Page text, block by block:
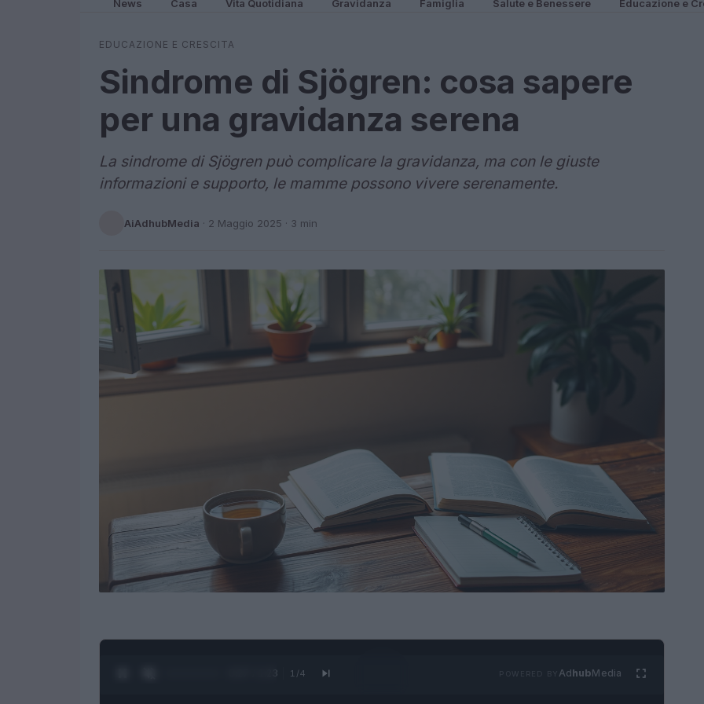
News Casa Vita Quotidiana Gravidanza Famiglia Salute e Benessere Educazione e
EDUCAZIONE E CRESCITA
Sindrome di Sjögren: cosa sapere
per una gravidanza serena
La sindrome di Sjögren può complicare la gravidanza, ma con le giuste
informazioni e supporto, le mamme possono vivere serenamente.
AiAdhubMedia · 2 Maggio 2025 · 3 min
0:28 / 1:23 1 /4 AdhubMedia